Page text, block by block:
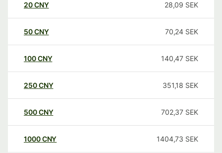
20CNY 28,09 SEK
50CNY 70,24 SEK
100CNY 140,47 SEK
250CNY 351,18 SEK
500CNY 702,37 SEK
1000CNY 1404,73 SEK